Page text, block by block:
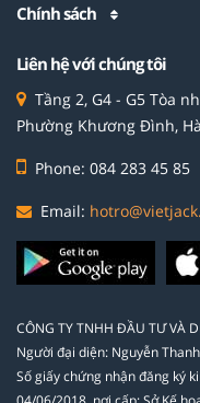
Chính sách
Liên hệ với chúng tôi
Tầng 2, G4 - G5 Tòa
Phường Khương Đình,
Phone: 084 283 45 85
Email:
CÔNG TY TNHH ĐẦU TƯ VÀ
Người đại diện: Nguyễn
Số giấy chứng nhận đăng ký